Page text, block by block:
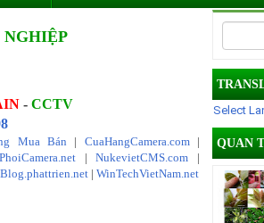
NGHIỆP
- CCTV
Mua Bán | CuaHangCamera.com|
|NukevietCMS.com |
Blog.phattrien.net |WinTechVietNam.net
Select
QUAN